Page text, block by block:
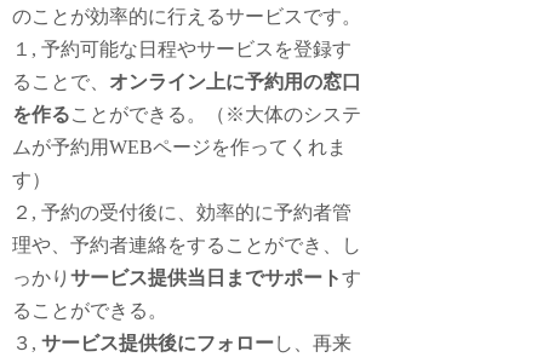
のことが効率的に行えるサービスです。
１, 予約可能な日程やサービスを登録す
ることで、 オンライン上に予約用の窓口
を作ることができる。（※大体のシステ
ムが予約用WEBページを作ってくれま
す）
２, 予約の受付後に、効率的に予約者管
理や、予約者連絡をすることができ、し
っかりサービス提供当日までサポートす
ることができる。
３,サービス提供後にフォローし、再来